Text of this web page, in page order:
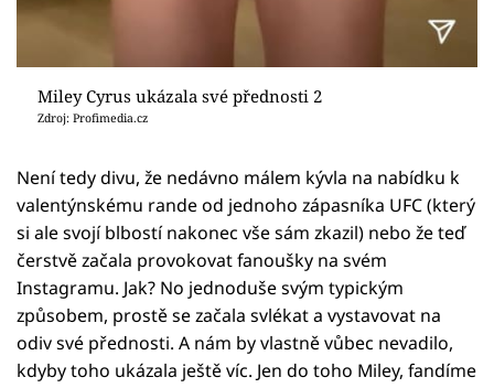
Miley Cyrus ukázala své přednosti 2
Zdroj: Profimedia.cz
Není tedy divu, že nedávno málem kývla na nabídku k
valentýnskému rande od jednoho zápasníka UFC (který
si ale svojí blbostí nakonec vše sám zkazil) nebo že teď
čerstvě začala provokovat fanoušky na svém
Instagramu. Jak? No jednoduše svým typickým
způsobem, prostě se začala svlékat a vystavovat na
odiv své přednosti. A nám by vlastně vůbec nevadilo,
kdyby toho ukázala ještě víc. Jen do toho Miley, fandíme